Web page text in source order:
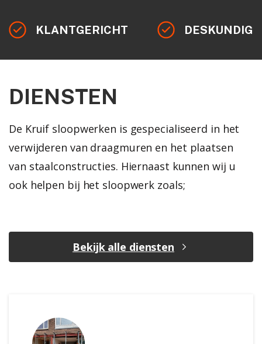
KLANTGERICHT DESKUNDIG
DIENSTEN
De Kruif sloopwerken is gespecialiseerd in het
verwijderen van draagmuren en het plaatsen
van staalconstructies. Hiernaast kunnen wij u
ook helpen bij het sloopwerk zoals;
Bekijk alle diensten